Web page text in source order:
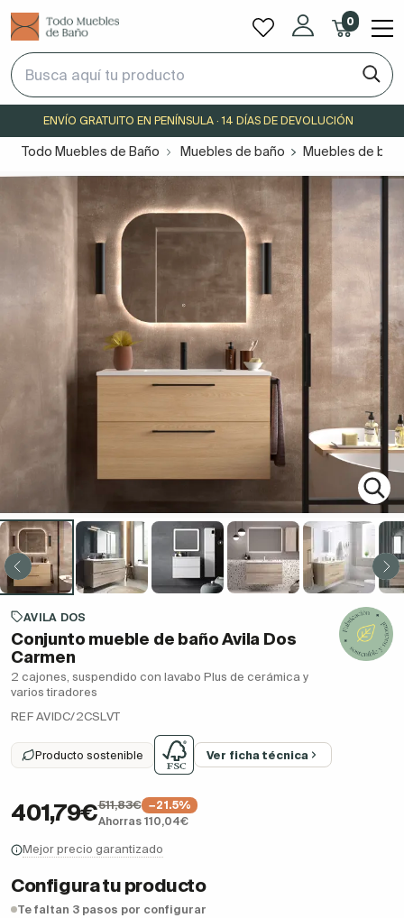
0
ENVÍO GRATUITO EN PENÍNSULA · 14 DÍAS DE DEVOLUCIÓN
Todo Muebles de Baño Muebles de baño Muebles de
AVILA DOS
Conjunto mueble de baño Avila Dos
Carmen
2 cajones, suspendido con lavabo Plus de cerámica y
varios tiradores
REF AVIDC/2CSLVT
Producto sostenible Ver ficha técnica
401,79€511,83€
−21.5%
Ahorras 110,04€
Mejor precio garantizado
Configura tu producto
Te faltan 3 pasos por configurar